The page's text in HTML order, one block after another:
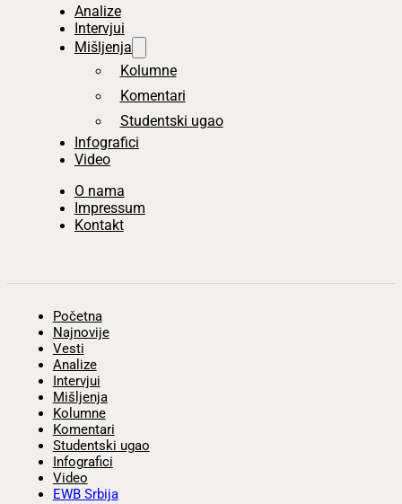
Analize
Intervjui
Mišljenja
Kolumne
Komentari
Studentski ugao
Infografici
Video
O nama
Impressum
Kontakt
Početna
Najnovije
Vesti
Analize
Intervjui
Mišljenja
Kolumne
Komentari
Studentski ugao
Infografici
Video
EWB Srbija